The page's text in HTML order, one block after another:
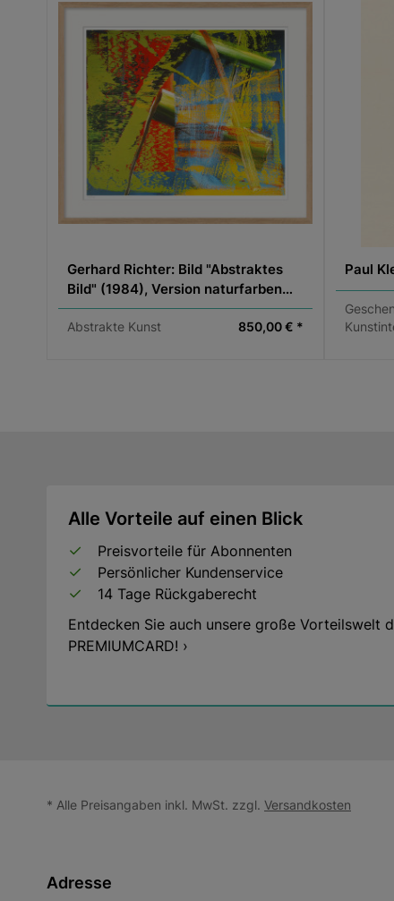
Gerhard Richter: Bild "Abstraktes
Bild" (1984), Version naturfarben
gerahmt
Abstrakte Kunst 850,00 € *
Paul
Alle Vorteile auf einen Blick
Preisvorteile für Abonnenten
Persönlicher Kundenservice
14 Tage Rückgaberecht
Entdecken Sie auch unsere große Vorteilswelt
PREMIUMCARD! ›
* Alle Preisangaben inkl. MwSt. zzgl. Versandkosten
Adresse